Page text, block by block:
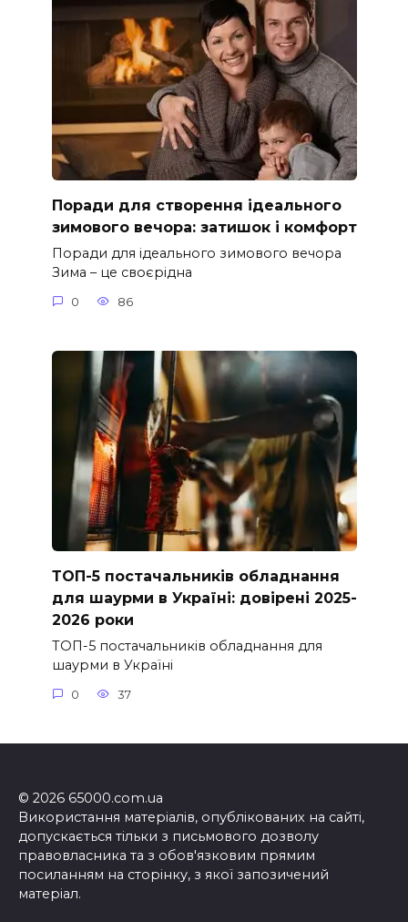
Поради для створення ідеального
зимового вечора: затишок і комфорт
Поради для ідеального зимового вечора
Зима – це своєрідна
0 86
ТОП-5 постачальників обладнання
для шаурми в Україні: довірені 2025-
2026 роки
ТОП-5 постачальників обладнання для
шаурми в Україні
0 37
© 2026 65000.com.ua
Використання матеріалів, опублікованих на сайті,
допускається тільки з письмового дозволу
правовласника та з обов'язковим прямим
посиланням на сторінку, з якої запозичений
матеріал.